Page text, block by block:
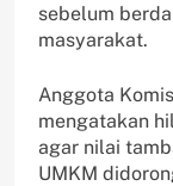
sebelum
masyarakat.
Anggota
mengatakan
agar nilai
UMKM